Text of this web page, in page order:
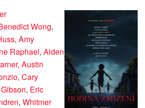
Wong,
, Amy
Raphael, Alden
, Austin
, Cary
, Eric
, Whitmer